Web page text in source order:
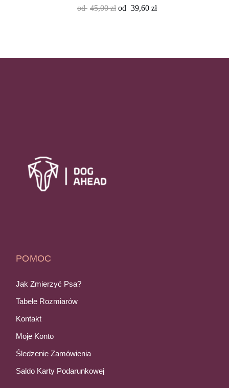
od 45,00zł od 39,60 zł
POMOC
Jak Zmierzyć Psa?
Tabele Rozmiarów
Kontakt
Moje Konto
Śledzenie Zamówienia
Saldo Karty Podarunkowej